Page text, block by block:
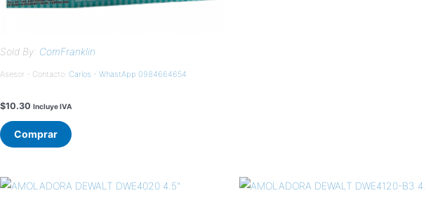
Sold By: ComFranklin
Asesor - Contacto: Carlos - WhastApp 0984664654
$10.30 Incluye IVA
Comprar